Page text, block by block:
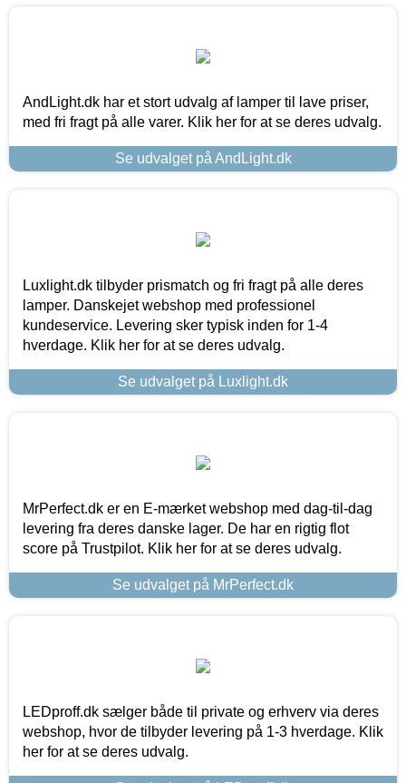
AndLight.dk har et stort udvalg af lamper til lave priser,
med fri fragt på alle varer. Klik her for at se deres udvalg.
Se udvalget på AndLight.dk
Luxlight.dk tilbyder prismatch og fri fragt på alle deres
lamper. Danskejet webshop med professionel
kundeservice. Levering sker typisk inden for 1-4
hverdage. Klik her for at se deres udvalg.
Se udvalget på Luxlight.dk
MrPerfect.dk er en E-mærket webshop med dag-til-dag
levering fra deres danske lager. De har en rigtig flot
score på Trustpilot. Klik her for at se deres udvalg.
Se udvalget på MrPerfect.dk
LEDproff.dk sælger både til private og erhverv via deres
webshop, hvor de tilbyder levering på 1-3 hverdage. Klik
her for at se deres udvalg.